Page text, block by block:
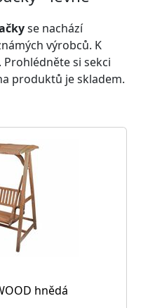
se nachází
výrobců. K
si sekci
produktů je skladem.
hnědá